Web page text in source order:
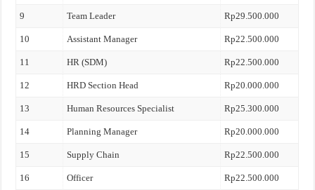
9 Team Leader Rp29.500.000
10 Assistant Manager Rp22.500.000
11 HR (SDM) Rp22.500.000
12 HRD Section Head Rp20.000.000
13 Human Resources Specialist Rp25.300.000
14 Planning Manager Rp20.000.000
15 Supply Chain Rp22.500.000
16 Officer Rp22.500.000